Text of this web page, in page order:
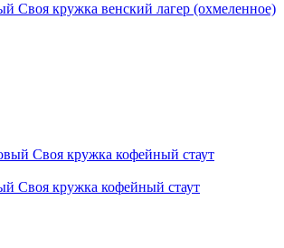
Своя кружка венский лагер (охмеленное)
Своя кружка кофейный стаут